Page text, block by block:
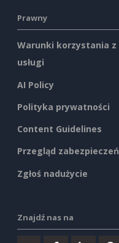
Prawny
Warunki korzystania z
usługi
AI Policy
Polityka prywatności
Content Guidelines
Przegląd zabezpieczeń
Zgłoś nadużycie
Znajdź nas na